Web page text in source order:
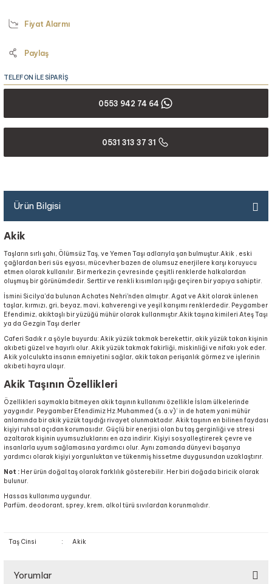
Fiyat Alarmı
Paylaş
TELEFON İLE SİPARİŞ
0553 942 74 64
0531 313 37 31
Ürün Bilgisi
Akik
Taşların sırlı şahı, Ölümsüz Taş, ve Yemen Taşı adlarıyla şan bulmuştur.Akik , eski
çağlardan beri süs eşyası, mücevher bazen de olumsuz enerjilere karşı koruyucu
etmen olarak kullanılır. Bir merkezin çevresinde çeşitli renklerde halkalardan
oluşmuş bir görünümdedir. Serttir ve renkli kısımları ışığı geçiren bir yapıya sahiptir.
İsmini Sicilya'da bulunan Achates Nehri'nden almıştır. Agat ve Akit olarak ünlenen
taşlar, kırmızı, gri, beyaz, mavi, kahverengi ve yeşil karışımı renklerdedir. Peygamber
Efendimiz, akiktaşlı bir yüzüğü mühür olarak kullanmıştır.Akik taşına kimileri Ateş Taşı
ya da Gezgin Taşı derler
Caferi Sadık r.a şöyle buyurdu: Akik yüzük takmak berekettir, akik yüzük takan kişinin
akıbeti güzel ve hayırlı olur. Akik yüzük takmak fakirliği, miskinliği ve nifakı yok eder.
Akik yolculukta insanın emniyetini sağlar, akik takan perişanlık görmez ve işlerinin
akıbeti hayra ulaşır.
Akik Taşının Özellikleri
Özellikleri saymakla bitmeyen akik taşının kullanımı özellikle İslam ülkelerinde
yaygındır. Peygamber Efendimiz Hz.Muhammed (s.a.v)’ in de hatem yani mühür
anlamında bir akik yüzük taşıdığı rivayet olunmaktadır. Akik taşının en bilinen faydası
kişiyi ruhsal açıdan korumasıdır. Güçlü bir enerjisi olan bu taş gerginliği ve stresi
azaltarak kişinin uyumsuzluklarını en aza indirir. Kişiyi sosyalleştirerek çevre ve
insanlarla uyum sağlamasına yardımcı olur. Aynı zamanda dünyevi başarıya
yardımcı olarak kişiyi yorgunluktan ve tükenmiş hissetme duygusundan uzaklaştırır.
Not : Her ürün doğal taş olarak farklılık gösterebilir. Her biri doğada biricik olarak
bulunur.
Hassas kullanıma uygundur.
Parfüm, deodorant, sprey, krem, alkol türü sıvılardan korunmalıdır.
Taş Cinsi : Akik
Yorumlar